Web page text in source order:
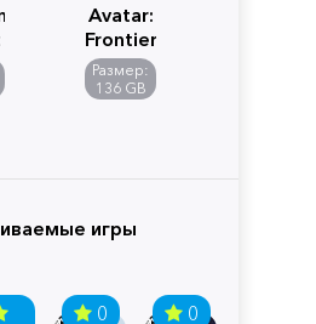
Avatar:
Frontiers
of
Pandora
Размер:
136 GB
игры
0 0